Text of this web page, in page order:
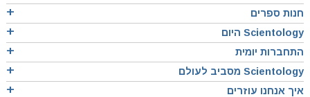
חנות ספרים
Scientology היום
התחברות יומית
Scientology מסביב לעולם
איך אנחנו עוזרים